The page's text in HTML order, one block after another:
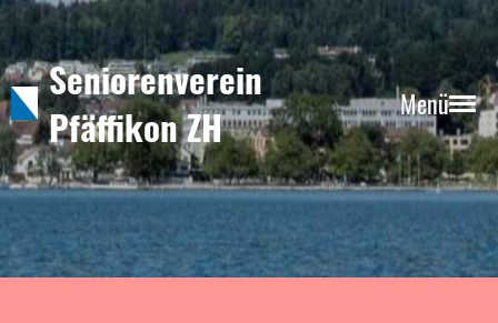
Menü
Seniorenverein
Pfäffikon ZH